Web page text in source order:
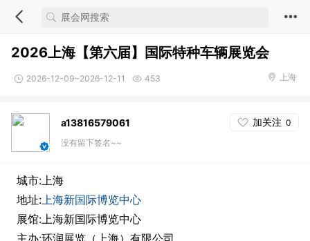
2026上海【第六届】国际特种车辆展览会
2026-12-09~2026-12-11 453 上海
a13816579061 加关注 0
没有留下签名~~
城市:上海
地址:上海新国际博览中心
展馆:上海新国际博览中心
主办:环润展览（上海）有限公司